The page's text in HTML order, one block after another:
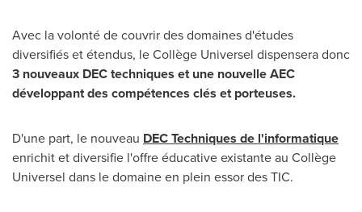
Avec lavolonté de couvrir des domaines d'études
diversifiés et étendus, le Collège Universel dispensera donc
3 nouveaux DEC techniques et une nouvelle AEC
développant des compétences clés et porteuses.
D'une part, le nouveau DEC Techniques de l'informatique
enrichit et diversifie l'offre éducative existante au Collège
Universel dans le domaine en plein essor des TIC.